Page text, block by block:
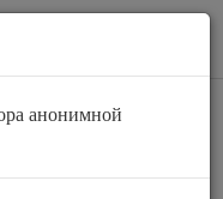
анонимной